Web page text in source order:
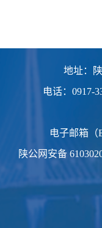
地址：
电话：0917-
电子邮箱（
陕公网安备